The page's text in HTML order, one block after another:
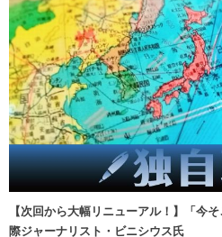
【次回から大幅リニューアル！】「今
際ジャーナリスト・ビニシウス氏